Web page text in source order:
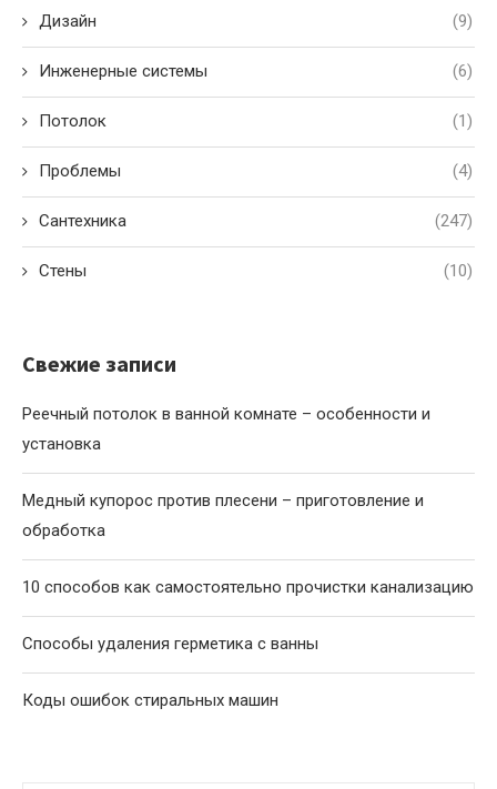
Дизайн (9)
Инженерные системы (6)
Потолок (1)
Проблемы (4)
Сантехника (247)
Стены (10)
Свежие записи
Реечный потолок в ванной комнате – особенности и
установка
Медный купорос против плесени – приготовление и
обработка
10 способов как самостоятельно прочистки канализацию
Способы удаления герметика с ванны
Коды ошибок стиральных машин